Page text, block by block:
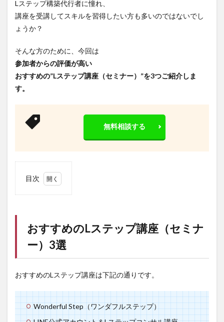
Lステップ構築代行者に憧れ、
講座を受講してスキルを習得したい方も多いのではないでし
ょうか？
そんな方のために、今回は
参加者からの評価が高い
おすすめの”Lステップ講座（セミナー）”を3つご紹介しま
す。
無料相談する
目次
ステ
ップ
講座
ー）
3選
1.1
Wonderful
Step（ワン
おすすめのLステップ講座（セミナ
ー）3選
おすすめのLステップ講座は下記の通りです。
Wonderful Step（ワンダフルステップ）